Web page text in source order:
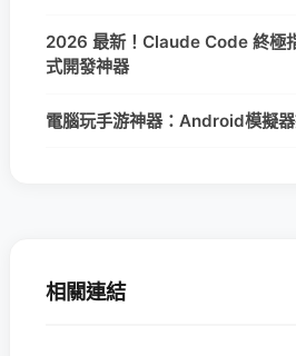
2026 最新！Claude Code 終極
式開發神器
電腦玩手游神器：Android模擬
相關連結